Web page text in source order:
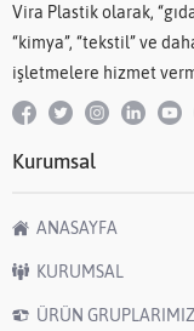
Vira Plastik olarak,
“kimya”, “tekstil” ve
işletmelere hizmet
Kurumsal
ANASAYFA
KURUMSAL
ÜRÜN GRUPLARIMIZ